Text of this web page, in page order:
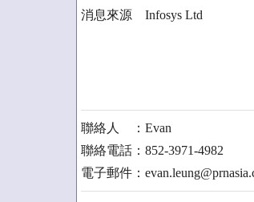
消息來源 Infosys Ltd
聯絡人 ：Evan
聯絡電話：852-3971-4982
電子郵件：